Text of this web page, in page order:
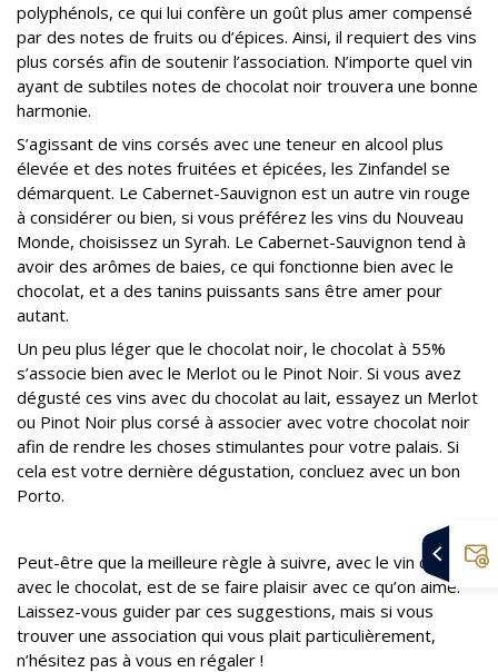
polyphénols, ce qui lui confère un goût plus amer compensé
par des notes de fruits ou d’épices. Ainsi, il requiert des vins
plus corsés afin de soutenir l’association. N’importe quel vin
ayant de subtiles notes de chocolat noir trouvera une bonne
harmonie.
S’agissant de vins corsés avec une teneur en alcool plus
élevée et des notes fruitées et épicées, les Zinfandel se
démarquent. Le Cabernet-Sauvignon est un autre vin rouge
à considérer ou bien, si vous préférez les vins du Nouveau
Monde, choisissez un Syrah. Le Cabernet-Sauvignon tend à
avoir des arômes de baies, ce qui fonctionne bien avec le
chocolat, et a des tanins puissants sans être amer pour
autant.
Un peu plus léger que le chocolat noir, le chocolat à 55%
s’associe bien avec le Merlot ou le Pinot Noir. Si vous avez
dégusté ces vins avec du chocolat au lait, essayez un Merlot
ou Pinot Noir plus corsé à associer avec votre chocolat noir
afin de rendre les choses stimulantes pour votre palais. Si
cela est votre dernière dégustation, concluez avec un bon
Porto.
Peut-être que la meilleure règle à suivre, avec le vin comme
avec le chocolat, est de se faire plaisir avec ce qu’on aime.
Laissez-vous guider par ces suggestions, mais si vous
trouver une association qui vous plait particulièrement,
n’hésitez pas à vous en régaler !